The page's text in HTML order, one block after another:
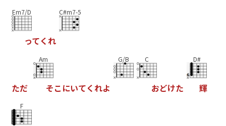
Em7/D
ってく れ
C#m7-5
ただ
Am
そこ にいてく れよ
G/B C
おどけた
D#
輝
F